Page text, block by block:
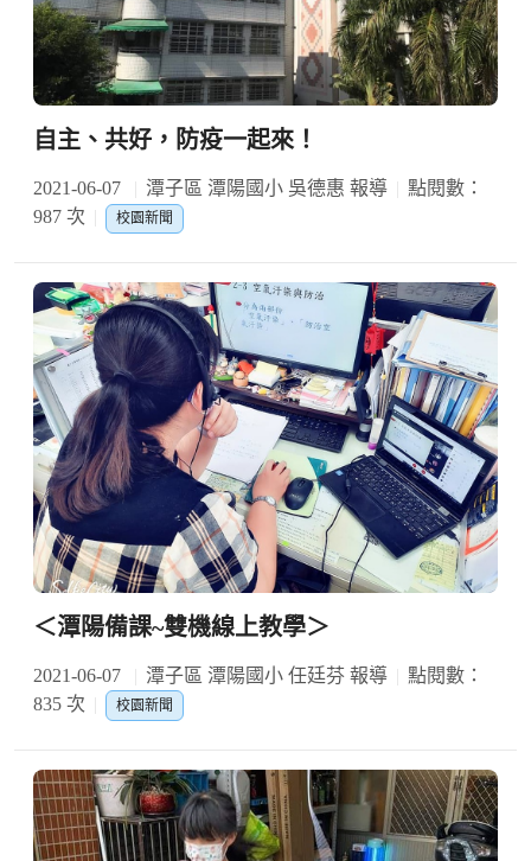
自主、共好，防疫一起來！
2021-06-07 潭子區 潭陽國小 吳德惠 報導
點閱數：
987 次
校園新聞
＜潭陽備課~雙機線上教學＞
2021-06-07 潭子區 潭陽國小 任廷芬 報導
點閱數：
835 次
校園新聞